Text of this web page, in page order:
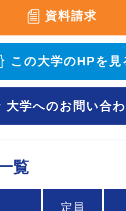
資料請求
この大学のHPを見
大学へのお問い合
覧
定員